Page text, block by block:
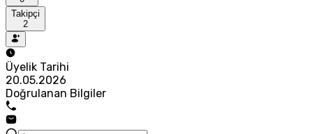
Takipçi
2
Üyelik Tarihi
20.05.2026
Doğrulanan Bilgiler